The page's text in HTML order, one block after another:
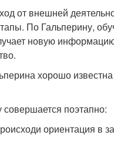
от внешней
По Гальперину,
новую
хорошо известна
поэтапно:
ориентация в